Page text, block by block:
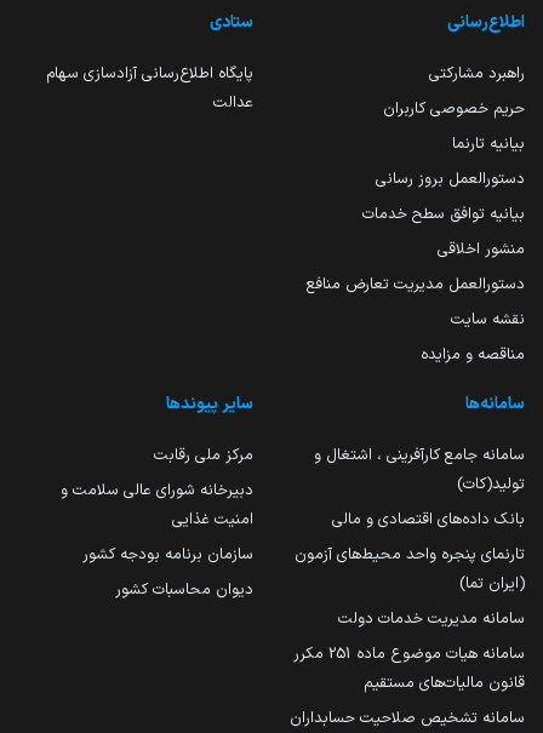
اطلاع‌رسانی
راهبرد مشارکتی
حریم خصوصی کاربران
بیانیه تارنما
دستورالعمل بروز رسانی
بیانیه توافق سطح خدمات
منشور اخلاقی
دستورالعمل مدیریت تعارض منافع
نقشه سایت
مناقصه و مزایده
ستادی
پایگاه اطلاع‌رسانی آزادسازی سهام
عدالت
سامانه‌ها
سامانه جامع کارآفرینی ، اشتغال و
تولید(کات)
بانک داده‌های اقتصادی و مالی
تارنمای پنجره واحد محیط‌های آزمون
(ایران تما)
سامانه مدیریت خدمات دولت
سامانه هیات موضوع ماده 251 مکرر
قانون مالیات‌های مستقیم
سامانه تشخیص صلاحیت حسابداران
سایر پیوندها
مرکز ملی رقابت
دبیرخانه شورای عالی سلامت و
امنیت غذایی
سازمان برنامه بودجه کشور
دیوان محاسبات کشور